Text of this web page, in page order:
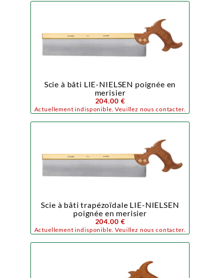
Scie à bâti LIE-NIELSEN poignée en
merisier
204.00 €
Actuellement indisponible. Veuillez nous contacter.
Scie à bâti trapézoïdale LIE-NIELSEN
poignée en merisier
204.00 €
Actuellement indisponible. Veuillez nous contacter.